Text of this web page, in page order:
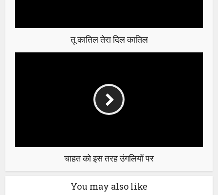
तू कातिल तेरा दिल कातिल
चाहत को इस तरह उंगलियों पर
You may also like